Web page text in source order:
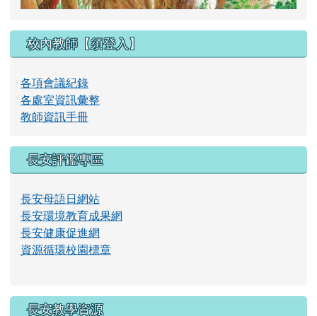
放
片
校內教師【須登入】
各項會議紀錄
各處室資訊彙整
教師資訊手冊
長安評鑑專區
長安母語日網站
長安環境教育成果網
長安健康促進網
資源循環校園標章
長安教學資源